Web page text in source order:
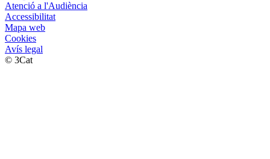
Atenció a l'Audiència
Accessibilitat
Mapa web
Cookies
Avís legal
© 3Cat